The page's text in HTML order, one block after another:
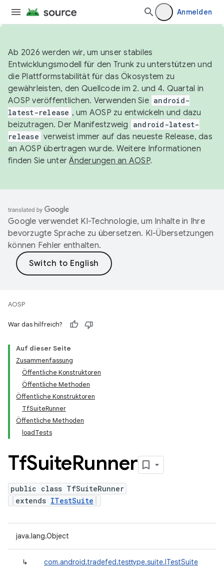
Anmelden
Ab 2026 werden wir, um unser stabiles
Entwicklungsmodell für den Trunk zu unterstützen und
die Plattformstabilität für das Ökosystem zu
gewährleisten, den Quellcode im 2. und 4. Quartal in
AOSP veröffentlichen. Verwenden Sie android-
latest-release , um AOSP zu entwickeln und dazu
beizutragen. Der Manifestzweig
android-latest-
release verweist immer auf das neueste Release, das
an AOSP übertragen wurde. Weitere Informationen
finden Sie unterÄnderungen an AOSP.
Google verwendet KI-Technologie, um Inhalte in Ihre
bevorzugte Sprache zu übersetzen. KI-Übersetzungen
können Fehler enthalten.
AOSP
War das hilfreich?
Auf dieser Seite
Zusammenfassung
Öffentliche Konstruktoren
Öffentliche Methoden
Öffentliche Konstruktoren
TfSuiteRunner
Öffentliche Methoden
loadTests
TfSuiteRunner
public class TfSuiteRunner
extends ITestSuite
java.lang.Object
↳ com.android.tradefed.testtype.suite.ITestSuite